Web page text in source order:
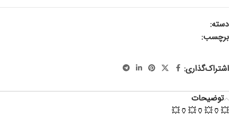
دسته:
برچسب:
اشتراک‌گذاری:
توضیحات
💥🏺💥🏺💥🏺💥